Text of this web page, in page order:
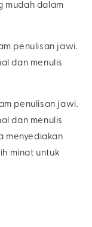
mudah dalam
penulisan jawi.
dan menulis
penulisan jawi.
dan menulis
menyediakan
minat untuk